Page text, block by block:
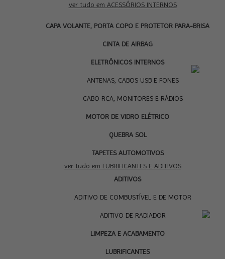
ver tudo em ACESSÓRIOS INTERNOS
CAPA VOLANTE, PORTA COPO E PROTETOR PARA-BRISA
CINTA DE AIRBAG
ELETRÔNICOS INTERNOS
ANTENAS, CABOS USB E FONES
CABO RCA, MONITORES E RÁDIOS
MOTOR DE VIDRO ELÉTRICO
QUEBRA SOL
TAPETES AUTOMOTIVOS
ver tudo em LUBRIFICANTES E ADITIVOS
ADITIVOS
ADITIVO DE COMBUSTÍVEL E DE MOTOR
ADITIVO DE RADIADOR
LIMPEZA E ACABAMENTO
LUBRIFICANTES